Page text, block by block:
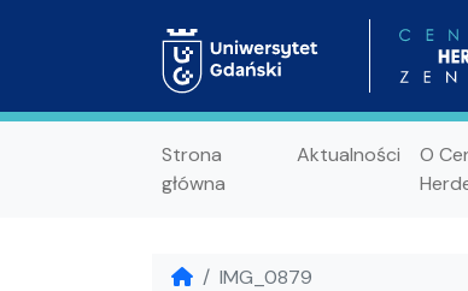
Strona
główna
Aktualności
O
IMG_0879